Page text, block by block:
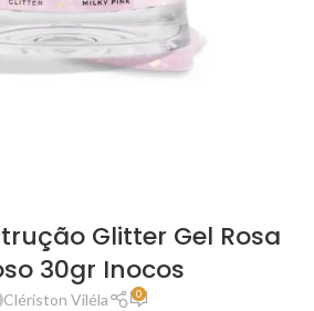
Glitter Gel Rosa
30gr Inocos
Clériston Viléla 0